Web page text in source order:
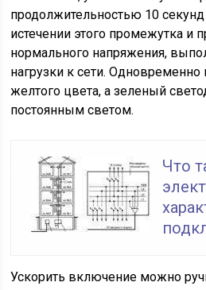
продолжительностью 10
истечении этого промежутка и
нормального напряжения,
нагрузки к сети.
желтого цвета, а зеленый
постоянным светом.
Что
Ускорить включение можно